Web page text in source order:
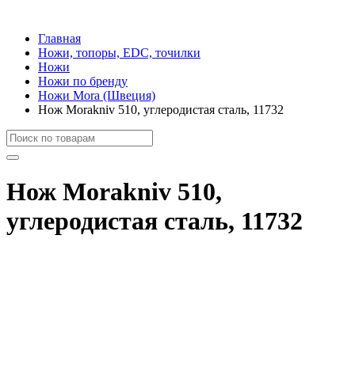
Главная
Ножи, топоры, EDC, точилки
Ножи
Ножи по бренду
Ножи Mora (Швеция)
Нож Morakniv 510, углеродистая сталь, 11732
Нож Morakniv 510,
углеродистая сталь, 11732